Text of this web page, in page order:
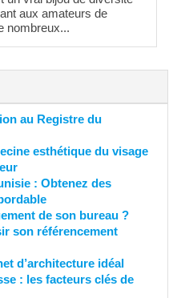
aux amateurs de
nombreux...
au Registre du
esthétique du visage
: Obtenez des
de son bureau ?
son référencement
d’architecture idéal
: les facteurs clés de